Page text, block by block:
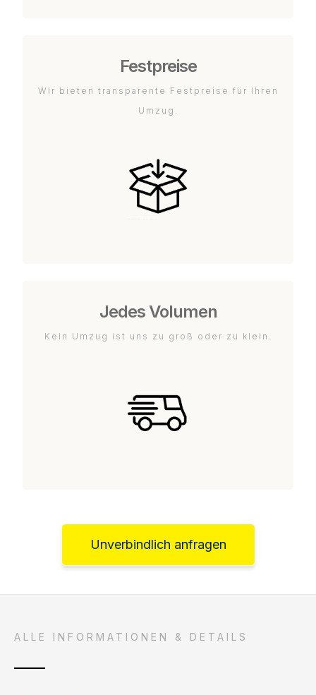
Festpreise
Wir bieten transparente Festpreise für Ihren
Umzug.
Jedes Volumen
Kein Umzug ist uns zu groß oder zu klein.
Unverbindlich anfragen
ALLE INFORMATIONEN & DETAILS